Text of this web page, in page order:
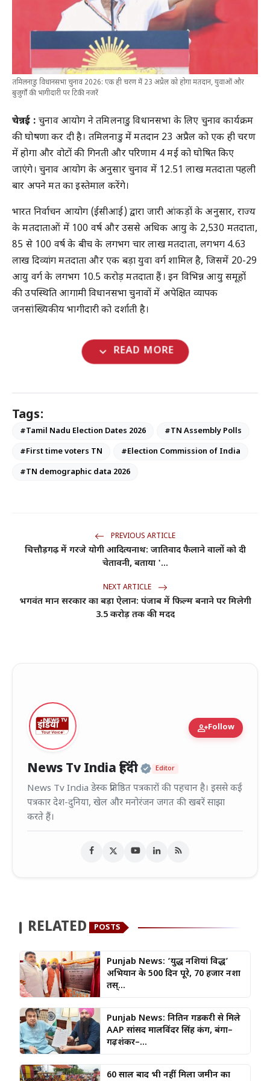
तमिलनाडु विधानसभा चुनाव 2026: एक ही चरण में 23 अप्रैल को होगा मतदान, युवाओं और
बुजुर्गों की भागीदारी पर टिकी नजरें
चेन्नई :चुनाव आयोग ने तमिलनाडु विधानसभा के लिए चुनाव कार्यक्रम
की घोषणा कर दी है। तमिलनाडु में मतदान 23 अप्रैल को एक ही चरण
में होगा और वोटों की गिनती और परिणाम 4 मई को घोषित किए
जाएंगे। चुनाव आयोग के अनुसार चुनाव में 12.51 लाख मतदाता पहली
बार अपने मत का इस्तेमाल करेंगे।
भारत निर्वाचन आयोग (ईसीआई) द्वारा जारी आंकड़ों के अनुसार, राज्य
के मतदाताओं में 100 वर्ष और उससे अधिक आयु के 2,530 मतदाता,
85 से 100 वर्ष के बीच के लगभग चार लाख मतदाता, लगभग 4.63
लाख दिव्यांग मतदाता और एक बड़ा युवा वर्ग शामिल है, जिसमें 20-29
आयु वर्ग के लगभग 10.5 करोड़ मतदाता हैं। इन विभिन्न आयु समूहों
की उपस्थिति आगामी विधानसभा चुनावों में अपेक्षित व्यापक
जनसांख्यिकीय भागीदारी को दर्शाती है।
expand_more READ MORE
Tags:
#Tamil Nadu Election Dates 2026
#TN Assembly Polls
#First time voters TN
#Election Commission of India
#TN demographic data 2026
PREVIOUS ARTICLE
चित्तौड़गढ़ में गरजे योगी आदित्यनाथ: जातिवाद फैलाने वालों को दी
चेतावनी, बताया '...
NEXT ARTICLE
भगवंत मान सरकार का बड़ा ऐलान: पंजाब में फिल्म बनाने पर मिलेगी
3.5 करोड़ तक की मदद
person_addFollow
News Tv India हिंदी Official | Verified
Editor
News Tv India डेस्क प्रतिष्ठित पत्रकारों की पहचान है। इससे कई
पत्रकार देश-दुनिया, खेल और मनोरंजन जगत की खबरें साझा
करते हैं।
RELATED POSTS
Punjab News: ‘युद्ध नशियां विरुद्ध’
अभियान के 500 दिन पूरे, 70 हजार नशा
तस्...
Punjab News: नितिन गडकरी से मिले
AAP सांसद मालविंदर सिंह कंग, बंगा–
गढ़शंकर–...
60 साल बाद भी नहीं मिला जमीन का